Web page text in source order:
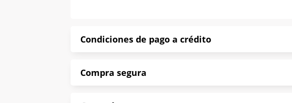
Condiciones de pago a crédito
Compra segura